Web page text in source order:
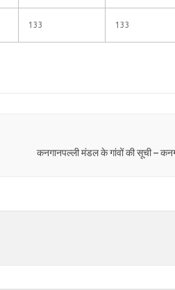
133 133
कनगानपल्ली मंडल के गांवों की सूची –